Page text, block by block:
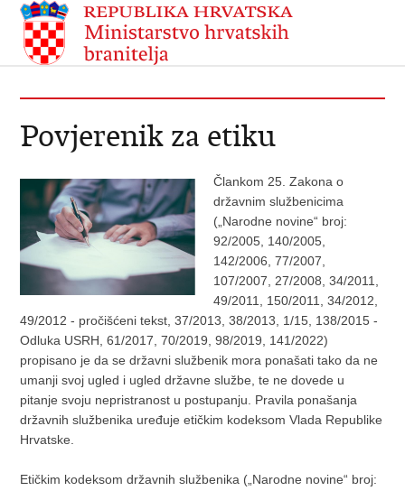
Povjerenik za etiku
Člankom 25. Zakona o
državnim službenicima
(„Narodne novine“ broj:
92/2005, 140/2005,
142/2006, 77/2007,
107/2007, 27/2008, 34/2011,
49/2011, 150/2011, 34/2012,
49/2012 - pročišćeni tekst, 37/2013, 38/2013, 1/15, 138/2015 -
Odluka USRH, 61/2017, 70/2019, 98/2019, 141/2022)
propisano je da se državni službenik mora ponašati tako da ne
umanji svoj ugled i ugled državne službe, te ne dovede u
pitanje svoju nepristranost u postupanju. Pravila ponašanja
državnih službenika uređuje etičkim kodeksom Vlada Republike
Hrvatske.
Etičkim kodeksom državnih službenika („Narodne novine“ broj: